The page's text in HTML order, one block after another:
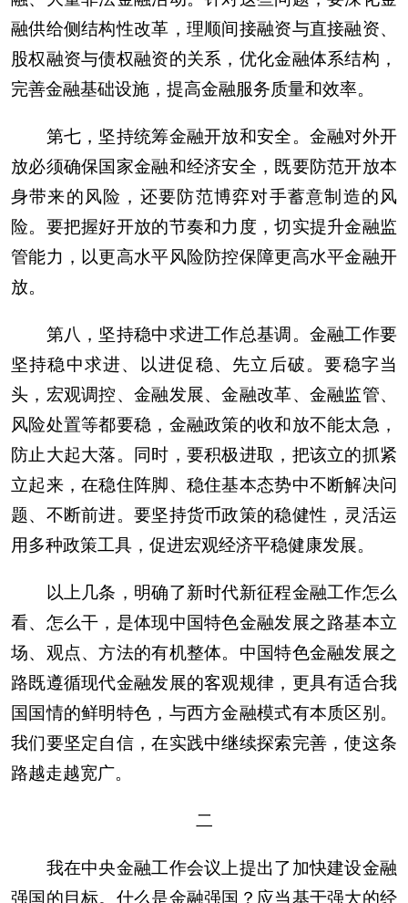
融供给侧结构性改革，理顺间接融资与直接融资、
股权融资与债权融资的关系，优化金融体系结构，
完善金融基础设施，提高金融服务质量和效率。
第七，坚持统筹金融开放和安全。金融对外开
放必须确保国家金融和经济安全，既要防范开放本
身带来的风险，还要防范博弈对手蓄意制造的风
险。要把握好开放的节奏和力度，切实提升金融监
管能力，以更高水平风险防控保障更高水平金融开
放。
第八，坚持稳中求进工作总基调。金融工作要
坚持稳中求进、以进促稳、先立后破。要稳字当
头，宏观调控、金融发展、金融改革、金融监管、
风险处置等都要稳，金融政策的收和放不能太急，
防止大起大落。同时，要积极进取，把该立的抓紧
立起来，在稳住阵脚、稳住基本态势中不断解决问
题、不断前进。要坚持货币政策的稳健性，灵活运
用多种政策工具，促进宏观经济平稳健康发展。
以上几条，明确了新时代新征程金融工作怎么
看、怎么干，是体现中国特色金融发展之路基本立
场、观点、方法的有机整体。中国特色金融发展之
路既遵循现代金融发展的客观规律，更具有适合我
国国情的鲜明特色，与西方金融模式有本质区别。
我们要坚定自信，在实践中继续探索完善，使这条
路越走越宽广。
二
我在中央金融工作会议上提出了加快建设金融
强国的目标。什么是金融强国？应当基于强大的经